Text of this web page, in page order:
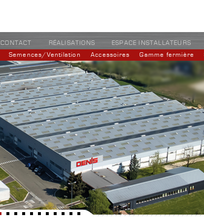
Semences/Ventilation Accessoires Gamme fermière
CONTACT RÉALISATIONS ESPACE INSTALLATEURS